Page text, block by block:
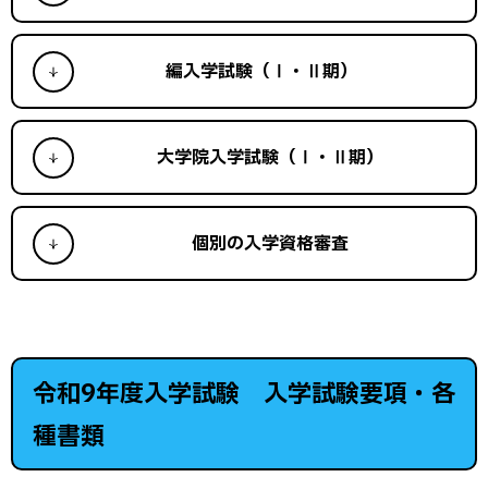
編入学試験（Ⅰ・Ⅱ期）
大学院入学試験（Ⅰ・Ⅱ期）
個別の入学資格審査
令和9年度入学試験 入学試験要項・各
種書類